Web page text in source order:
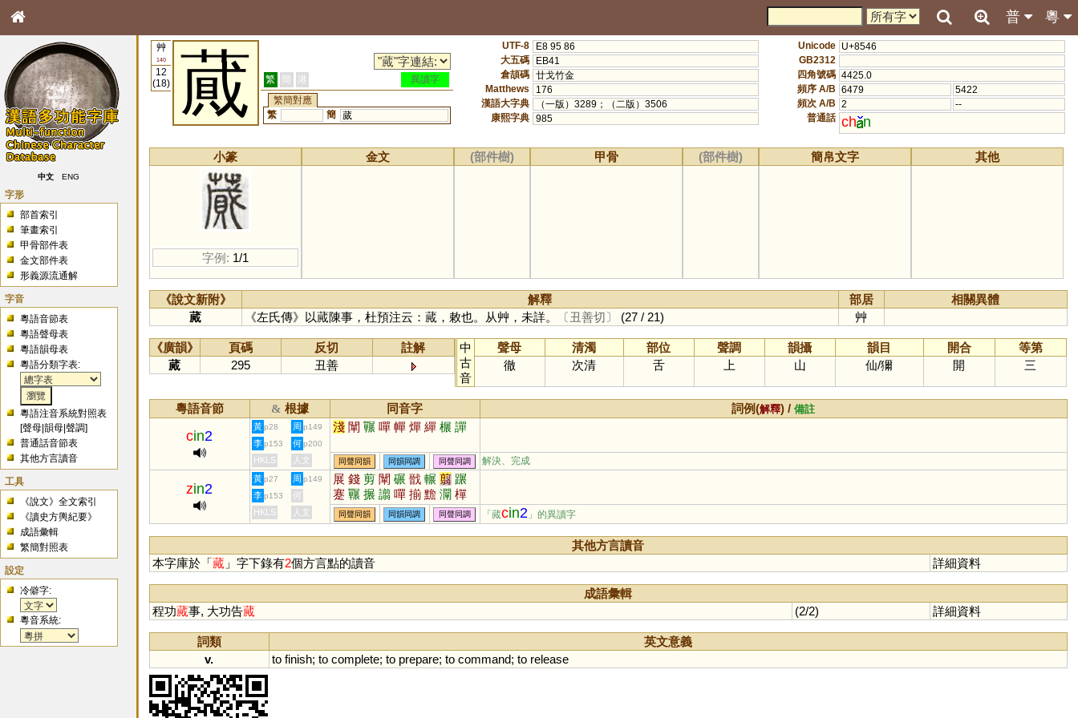
粵
普
中文 ENG
字形
部首索引
筆畫索引
甲骨部件表
金文部件表
形義源流通解
字音
粵語音節表
粵語聲母表
粵語韻母表
粵語分類字表:
粵語注音系統對照表
[聲母 |韻母 |聲調]
普通話音節表
其他方言讀音
工具
《說文》全文索引
《讀史方輿紀要》
成語彙輯
繁簡對照表
設定
冷僻字:
粵音系統:
艸
140
12
(18)
蕆 繁 簡 港
異讀字
繁簡對應
繁
簡 蒇
UTF-8
E8 95 86
大五碼
EB41
倉頡碼 廿戈竹金
Matthews
176
漢語大字典
（一版）3289；（二版）3506
康熙字典 985
Unicode U+8546
GB2312
四角號碼 4425.0
頻序 A/B 6479
5422
頻次 A/B 2
--
普通話 ch n
小篆
字例: 1/1
金文 (部件樹) 甲骨 (部件樹) 簡帛文字 其他
《說文新附》 解釋 部居
相關異體
蕆
《左氏傳》以蕆陳事，杜預注云：蕆，敕也。从艸，未詳。 〔丑善切〕 (27 / 21) 艸
《廣韻》 頁碼 反切
註解
蕆
295 丑善
中
古
音
聲母 清濁 部位 聲調 韻攝 韻目 開合
等第
徹
次清 舌 上 山 仙/獮 開 三
粵語音節 & 根據 同音字 詞例(解釋) /備註
cin2
黃 p28 周 p149 淺 闡 囅 嘽 幝 燀 繟 榐 譂
李 p153 何 p200
HKLS 人文 同聲同韻 同韻同調 同聲同調 解決、完成
zin2
黃 p27 周 p149 展 錢 剪 闡 碾 戩 輾 翦 蹍
蹇 囅 搌 譾 嘽 揃 黵 灛 樿
劗 皽 鬋 諓 幝 燀 媊 帴 嫸
瑐 榐 橏
李 p153
何
HKLS
人文 同聲同韻 同韻同調 同聲同調 「蕆cin2 」的異讀字
其他方言讀音
本字庫於「蕆」字下錄有2個方言點的讀音 詳細資料
成語彙輯
程功蕆事, 大功告蕆 (2/2) 詳細資料
詞類
英文意義
v.
to finish; to complete; to prepare; to command; to release